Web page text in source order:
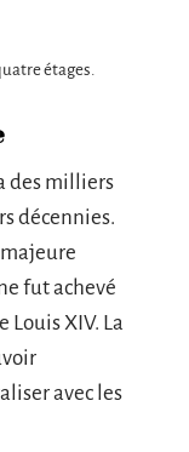
étages.
des milliers
décennies.
fut achevé
Louis XIV. La
avec les